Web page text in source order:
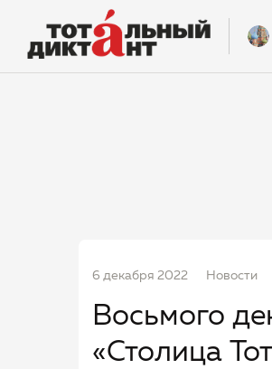
6 декабря 2022 Новости
Восьмого
«Столица